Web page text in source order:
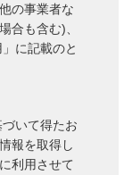
の事業者な
合も含む)、
に記載のと
いて得たお
報を取得し
利用させて